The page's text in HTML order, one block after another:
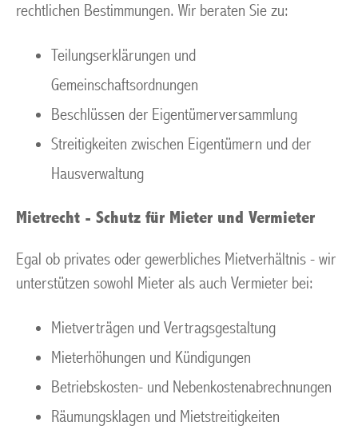
rechtlichen Bestimmungen. Wir beraten Sie zu:
Teilungserklärungen und
Gemeinschaftsordnungen
Beschlüssen der Eigentümerversammlung
Streitigkeiten zwischen Eigentümern und der
Hausverwaltung
Mietrecht - Schutz für Mieter und Vermieter
Egal ob privates oder gewerbliches Mietverhältnis - wir
unterstützen sowohl Mieter als auch Vermieter bei:
Mietverträgen und Vertragsgestaltung
Mieterhöhungen und Kündigungen
Betriebskosten- und Nebenkostenabrechnungen
Räumungsklagen und Mietstreitigkeiten